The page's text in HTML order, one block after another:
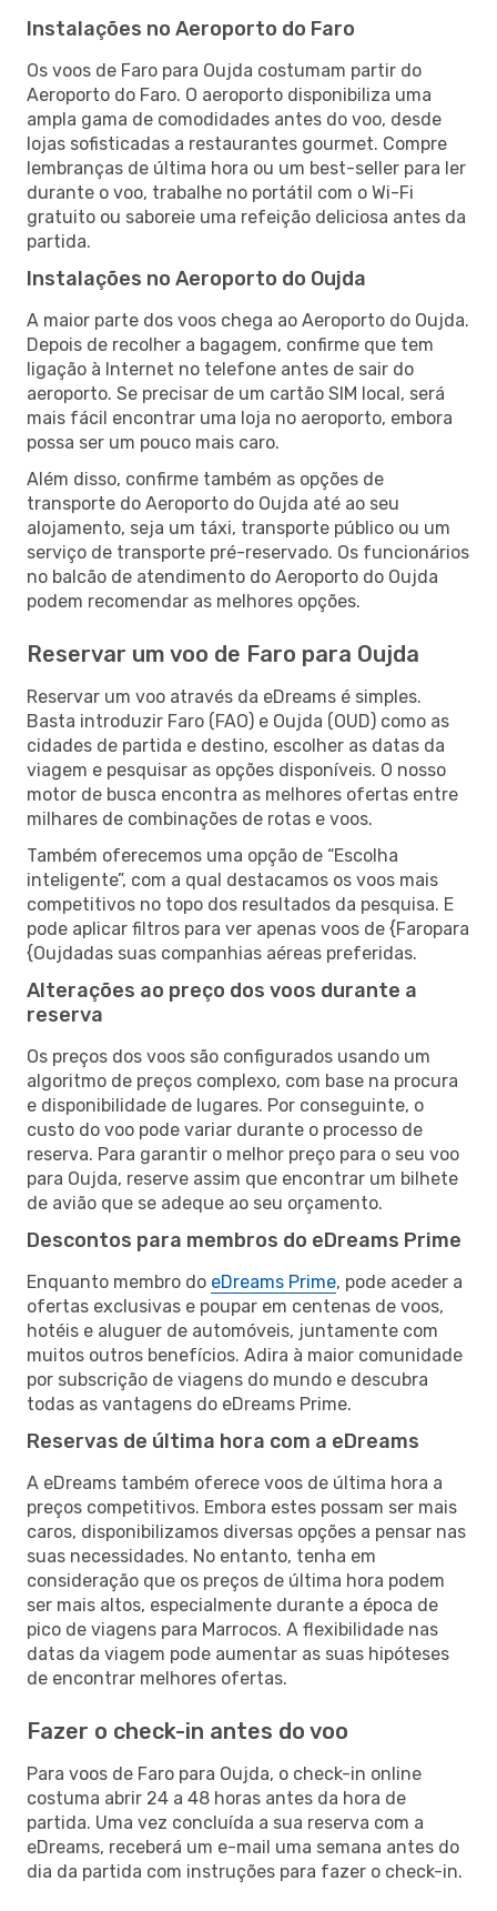
Instalações no Aeroporto do Faro
Os voos de Faro para Oujda costumam partir do
Aeroporto do Faro. O aeroporto disponibiliza uma
ampla gama de comodidades antes do voo, desde
lojas sofisticadas a restaurantes gourmet. Compre
lembranças de última hora ou um best-seller para ler
durante o voo, trabalhe no portátil com o Wi-Fi
gratuito ou saboreie uma refeição deliciosa antes da
partida.
Instalações no Aeroporto do Oujda
A maior parte dos voos chega ao Aeroporto do Oujda.
Depois de recolher a bagagem, confirme que tem
ligação à Internet no telefone antes de sair do
aeroporto. Se precisar de um cartão SIM local, será
mais fácil encontrar uma loja no aeroporto, embora
possa ser um pouco mais caro.
Além disso, confirme também as opções de
transporte do Aeroporto do Oujda até ao seu
alojamento, seja um táxi, transporte público ou um
serviço de transporte pré-reservado. Os funcionários
no balcão de atendimento do Aeroporto do Oujda
podem recomendar as melhores opções.
Reservar um voo de Faro para Oujda
Reservar um voo através da eDreams é simples.
Basta introduzir Faro (FAO) e Oujda (OUD) como as
cidades de partida e destino, escolher as datas da
viagem e pesquisar as opções disponíveis. O nosso
motor de busca encontra as melhores ofertas entre
milhares de combinações de rotas e voos.
Também oferecemos uma opção de “Escolha
inteligente”, com a qual destacamos os voos mais
competitivos no topo dos resultados da pesquisa. E
pode aplicar filtros para ver apenas voos de {Faropara
{Oujdadas suas companhias aéreas preferidas.
Alterações ao preço dos voos durante a
reserva
Os preços dos voos são configurados usando um
algoritmo de preços complexo, com base na procura
e disponibilidade de lugares. Por conseguinte, o
custo do voo pode variar durante o processo de
reserva. Para garantir o melhor preço para o seu voo
para Oujda, reserve assim que encontrar um bilhete
de avião que se adeque ao seu orçamento.
Descontos para membros do eDreams Prime
Enquanto membro do eDreams Prime, pode aceder a
ofertas exclusivas e poupar em centenas de voos,
hotéis e aluguer de automóveis, juntamente com
muitos outros benefícios. Adira à maior comunidade
por subscrição de viagens do mundo e descubra
todas as vantagens do eDreams Prime.
Reservas de última hora com a eDreams
A eDreams também oferece voos de última hora a
preços competitivos. Embora estes possam ser mais
caros, disponibilizamos diversas opções a pensar nas
suas necessidades. No entanto, tenha em
consideração que os preços de última hora podem
ser mais altos, especialmente durante a época de
pico de viagens para Marrocos. A flexibilidade nas
datas da viagem pode aumentar as suas hipóteses
de encontrar melhores ofertas.
Fazer o check-in antes do voo
Para voos de Faro para Oujda, o check-in online
costuma abrir 24 a 48 horas antes da hora de
partida. Uma vez concluída a sua reserva com a
eDreams, receberá um e-mail uma semana antes do
dia da partida com instruções para fazer o check-in.